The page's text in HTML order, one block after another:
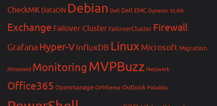
CheckMK DataON Debian Dell Dell EMC Dynamic VLAN
Exchange Failover Cluster FailoverCluster Firewall
Grafana Hyper-VInfluxDB Linux Microsoft Migration
Minemeld Monitoring MVPBuzz Netzwerk
Office365 Openmanage OPNSense Outlook PaloAlto